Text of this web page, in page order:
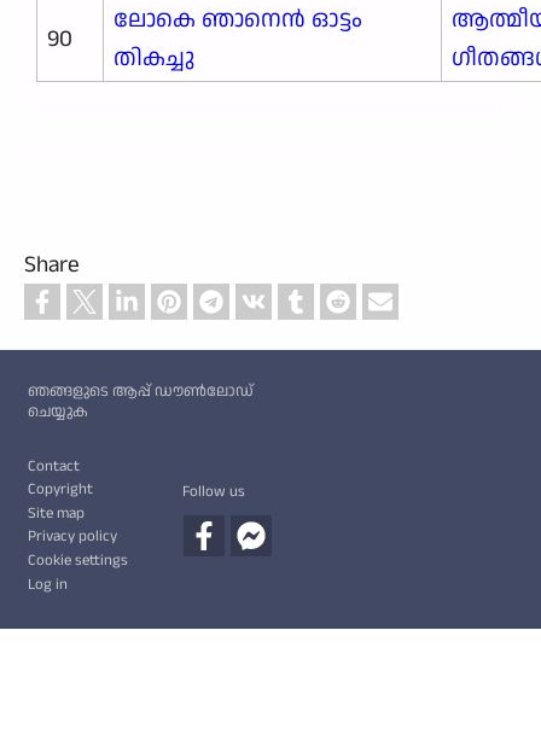
90
ലോകെ ഞാനെൻ ഓട്ടം
തികച്ചു
Share
ഞങ്ങളുടെ ആപ്പ് ഡൗൺലോഡ്
ചെയ്യുക
Contact
Copyright
Site map
Privacy policy
Cookie settings
Log in
Follow us